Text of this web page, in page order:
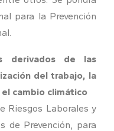
para la Prevención
derivados de las
del trabajo, la
cambio climático
Riesgos Laborales y
de Prevención, para